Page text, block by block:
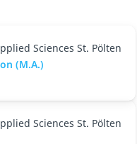
Sciences St. Pölten
(M.A.)
Sciences St. Pölten